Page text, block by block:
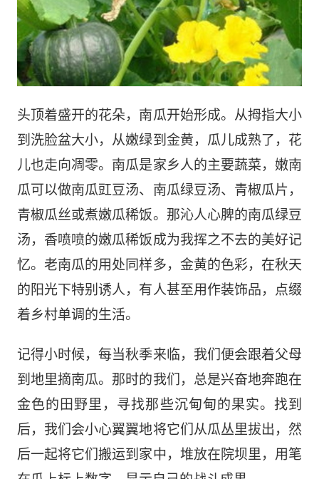
头顶着盛开的花朵，南瓜开始形成。从拇指大小
到洗脸盆大小，从嫩绿到金黄，瓜儿成熟了，花
儿也走向凋零。南瓜是家乡人的主要蔬菜，嫩南
瓜可以做南瓜豇豆汤、南瓜绿豆汤、青椒瓜片，
青椒瓜丝或煮嫩瓜稀饭。那沁人心脾的南瓜绿豆
汤，香喷喷的嫩瓜稀饭成为我挥之不去的美好记
忆。老南瓜的用处同样多，金黄的色彩，在秋天
的阳光下特别诱人，有人甚至用作装饰品，点缀
着乡村单调的生活。
记得小时候，每当秋季来临， 我们便会跟着父母
到地里摘南瓜。那时的我们，总是兴奋地奔跑在
金色的田野里，寻找那些沉甸甸的果实。找到
后，我们会小心翼翼地将它们从瓜丛里拔出，然
后一起将它们搬运到家中，堆放在院坝里，用笔